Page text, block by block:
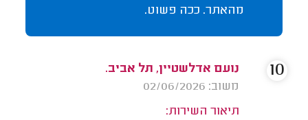
מהאתר. ככה פשוט.
נועם אדלשטיין, תל אביב.
משוב: 02/06/2026
תיאור השירות:
10